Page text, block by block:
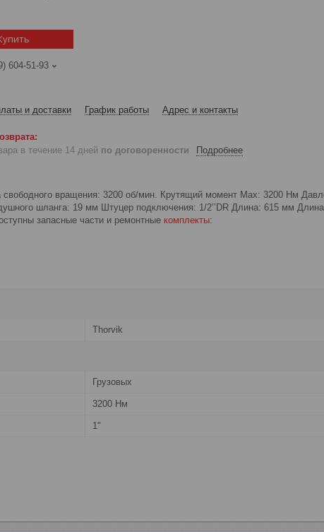
604-51-93
и доставки График работы Адрес и контакты
в течение 14 дней по договоренности Подробнее
свободного вращения: 3200 об/мин. Крутящий момент Мax: 3200 Нм
шланга: 19 мм Штуцер подключения: 1/2’’DR Длина: 615 мм
запасные части и ремонтные комплекты:
Thorvik
Грузовых
3200 Нм
1"